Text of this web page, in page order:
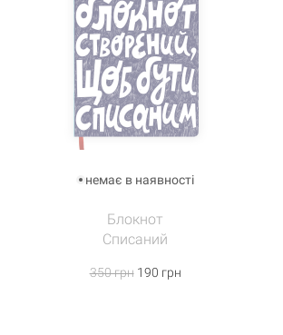
немає в наявності
Блокнот
Списаний
350 грн190 грн